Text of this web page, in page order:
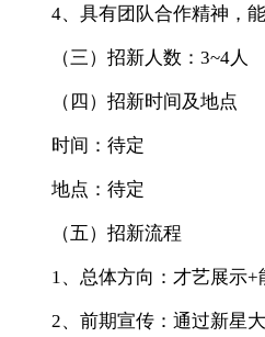
4、具有团队合作精神，能
（三）招新人数：3~4人
（四）招新时间及地点
时间：待定
地点：待定
（五）招新流程
1、总体方向：才艺展示+
2、前期宣传：通过新星大